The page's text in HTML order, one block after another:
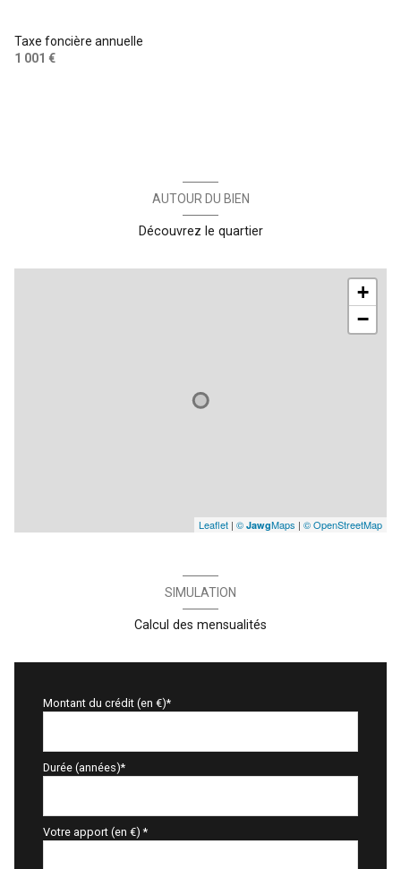
Taxe foncière annuelle
1 001 €
AUTOUR DU BIEN
Découvrez le quartier
+
−
Leaflet | © JawgMaps | © OpenStreetMap
SIMULATION
Calcul des mensualités
Montant du crédit (en €)*
Durée (années)*
Votre apport (en €) *